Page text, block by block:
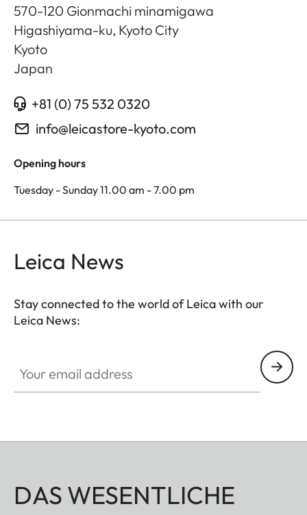
570-120 Gionmachi minamigawa
Higashiyama-ku, Kyoto City
Kyoto
Japan
+81 (0) 75 532 0320
info@leicastore-kyoto.com
Opening hours
Tuesday - Sunday 11.00 am - 7.00 pm
Leica News
Stay connected to the world of Leica with our
Leica News:
DAS WESENTLICHE